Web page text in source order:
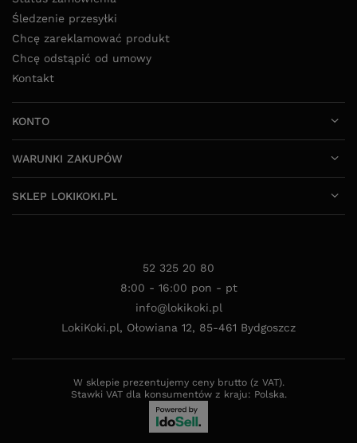
Śledzenie przesyłki
Chcę zareklamować produkt
Chcę odstąpić od umowy
Kontakt
KONTO
WARUNKI ZAKUPÓW
SKLEP LOKIKOKI.PL
52 325 20 80
8:00 - 16:00 pon - pt
info@lokikoki.pl
LokiKoki.pl, Ołowiana 12, 85-461 Bydgoszcz
W sklepie prezentujemy ceny brutto (z VAT).
Stawki VAT dla konsumentów z kraju: Polska.